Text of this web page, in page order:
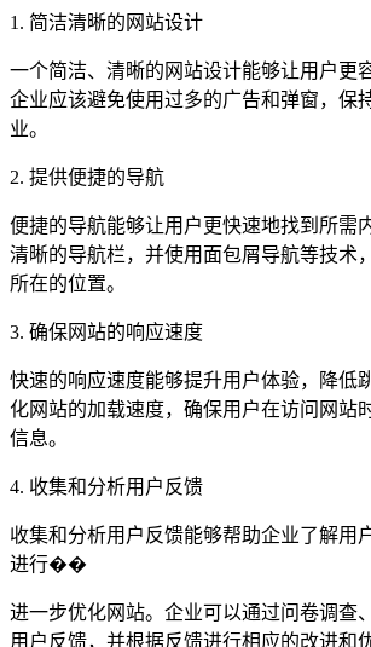
1. 简洁清晰的网站设计
一个简洁、清晰的网站设计能够让用户更
企业应该避免使用过多的广告和弹窗，保
业。
2. 提供便捷的导航
便捷的导航能够让用户更快速地找到所需
清晰的导航栏，并使用面包屑导航等技术
所在的位置。
3. 确保网站的响应速度
快速的响应速度能够提升用户体验，降低
化网站的加载速度，确保用户在访问网站
信息。
4. 收集和分析用户反馈
收集和分析用户反馈能够帮助企业了解用
进行��
进一步优化网站。企业可以通过问卷调查
用户反馈，并根据反馈进行相应的改进和